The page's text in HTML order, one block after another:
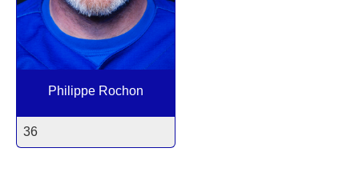
Philippe Rochon
36